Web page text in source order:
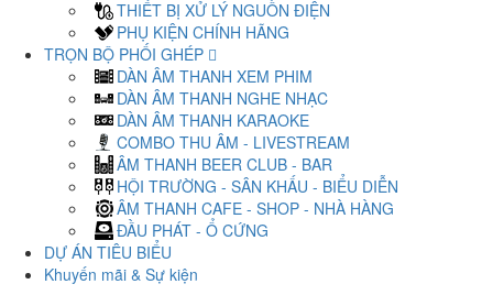
THIẾT BỊ XỬ LÝ NGUỒN ĐIỆN
PHỤ KIỆN CHÍNH HÃNG
TRỌN BỘ PHỐI GHÉP
DÀN ÂM THANH XEM PHIM
DÀN ÂM THANH NGHE NHẠC
DÀN ÂM THANH KARAOKE
COMBO THU ÂM - LIVESTREAM
ÂM THANH BEER CLUB - BAR
HỘI TRƯỜNG - SÂN KHẤU - BIỂU DIỄN
ÂM THANH CAFE - SHOP - NHÀ HÀNG
ĐẦU PHÁT - Ổ CỨNG
DỰ ÁN TIÊU BIỂU
Khuyến mãi & Sự kiện